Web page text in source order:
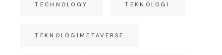
TECHNOLOGY TEKNOLOGI
TEKNOLOGIMETAVERSE